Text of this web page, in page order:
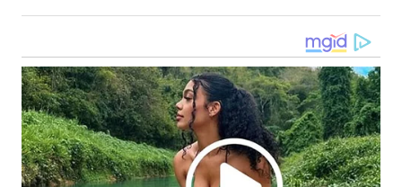
WN
WN
KALSEL
WN
KALTIM